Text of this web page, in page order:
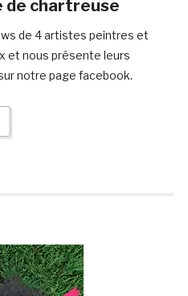
de chartreuse
de 4 artistes peintres et
et nous présente leurs
notre page facebook.